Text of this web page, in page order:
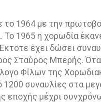
το 1964 με την
1965 η χορωδία
έχει δώσει
Σταύρος Μπερής.
Φίλων της
1200 συναυλίες στα
εποχής μέχρι